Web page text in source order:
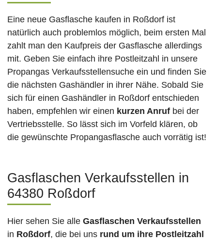
Eine neue Gasflasche kaufen in Roßdorf ist
natürlich auch problemlos möglich, beim ersten Mal
zahlt man den Kaufpreis der Gasflasche allerdings
mit. Geben Sie einfach ihre Postleitzahl in unsere
Propangas Verkaufsstellensuche ein und finden Sie
die nächsten Gashändler in ihrer Nähe. Sobald Sie
sich für einen Gashändler in Roßdorf entschieden
haben, empfehlen wir einen kurzen Anruf bei der
Vertriebsstelle. So lässt sich im Vorfeld klären, ob
die gewünschte Propangasflasche auch vorrätig ist!
Gasflaschen Verkaufsstellen in
64380 Roßdorf
Hier sehen Sie alle Gasflaschen Verkaufsstellen
in Roßdorf, die bei uns rund um ihre Postleitzahl